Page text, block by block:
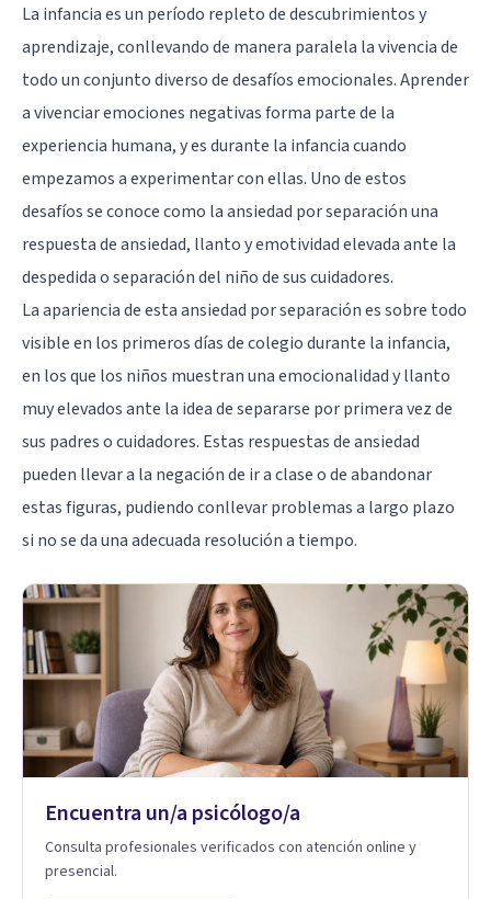
La infancia es un período repleto de descubrimientos y
aprendizaje, conllevando de manera paralela la vivencia de
todo un conjunto diverso de desafíos emocionales. Aprender
a vivenciar emociones negativas forma parte de la
experiencia humana, y es durante la infancia cuando
empezamos a experimentar con ellas. Uno de estos
desafíos se conoce como la ansiedad por separación una
respuesta de ansiedad, llanto y emotividad elevada ante la
despedida o separación del niño de sus cuidadores.
La apariencia de esta ansiedad por separación es sobre todo
visible en los primeros días de colegio durante la infancia,
en los que los niños muestran una emocionalidad y llanto
muy elevados ante la idea de separarse por primera vez de
sus padres o cuidadores. Estas respuestas de ansiedad
pueden llevar a la negación de ir a clase o de abandonar
estas figuras, pudiendo conllevar problemas a largo plazo
si no se da una adecuada resolución a tiempo.
Encuentra un/a psicólogo/a
Consulta profesionales verificados con atención online y
presencial.